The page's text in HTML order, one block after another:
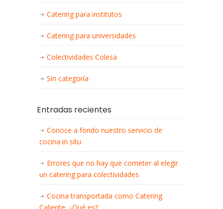
Catering para institutos
Catering para universidades
Colectividades Colesa
Sin categoría
Entradas recientes
Conoce a fondo nuestro servicio de
cocina in situ
Errores que no hay que cometer al elegir
un catering para colectividades
Cocina transportada como Catering